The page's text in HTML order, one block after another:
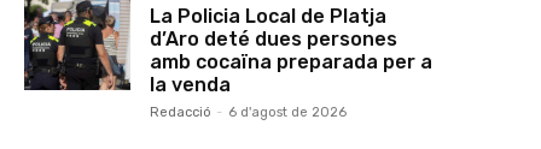
La Policia Local de Platja
d’Aro deté dues persones
amb cocaïna preparada per a
la venda
Redacció - 6 d'agost de 2026